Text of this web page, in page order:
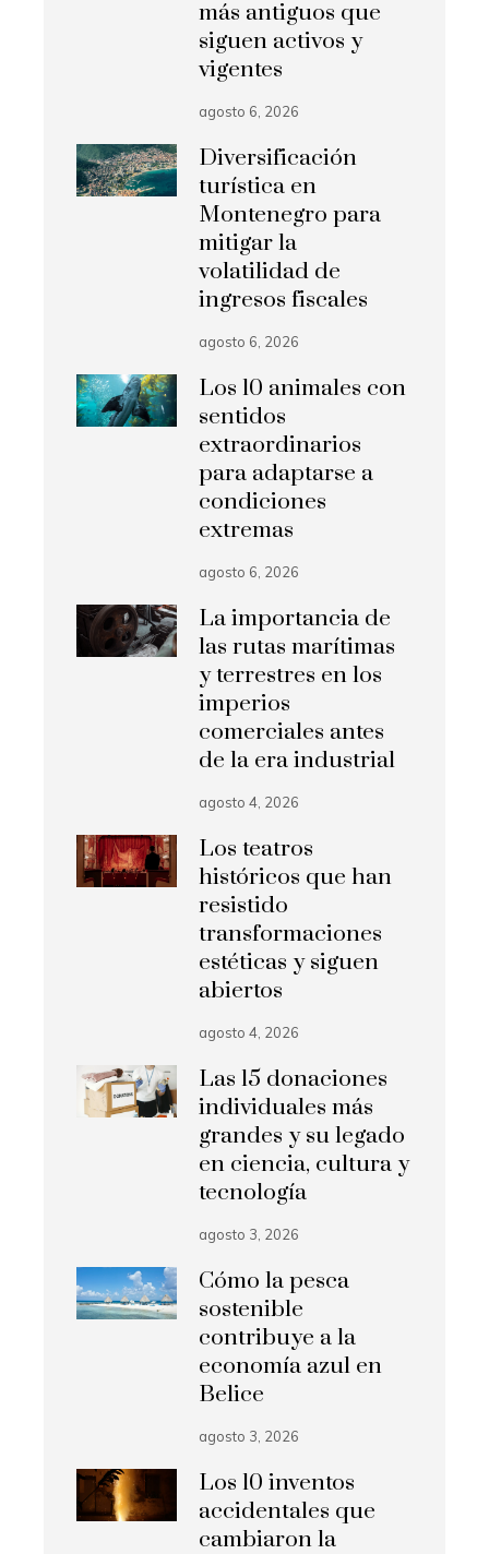
más antiguos que
siguen activos y
vigentes
agosto 6, 2026
Diversificación
turística en
Montenegro para
mitigar la
volatilidad de
ingresos fiscales
agosto 6, 2026
Los 10 animales con
sentidos
extraordinarios
para adaptarse a
condiciones
extremas
agosto 6, 2026
La importancia de
las rutas marítimas
y terrestres en los
imperios
comerciales antes
de la era industrial
agosto 4, 2026
Los teatros
históricos que han
resistido
transformaciones
estéticas y siguen
abiertos
agosto 4, 2026
Las 15 donaciones
individuales más
grandes y su legado
en ciencia, cultura y
tecnología
agosto 3, 2026
Cómo la pesca
sostenible
contribuye a la
economía azul en
Belice
agosto 3, 2026
Los 10 inventos
accidentales que
cambiaron la